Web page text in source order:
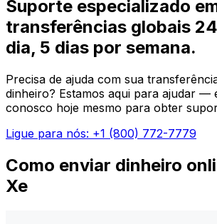
Suporte especializado
transferências globais
dia, 5 dias por semana.
Precisa de ajuda com sua
dinheiro? Estamos aqui para ajudar —
conosco hoje mesmo para obter
Ligue para nós: +1 (800) 772-7779
Como enviar dinheiro
Xe